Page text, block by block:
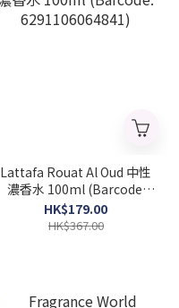
Lattafa Rouat Al Oud 中性
濃香水 100ml (Barcode:
6291106064841)
HK$179.00
HK$367.00